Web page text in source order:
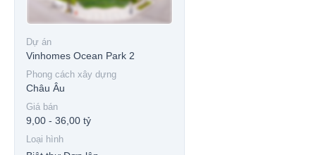
Dự án
Vinhomes Ocean Park 2
Phong cách xây dựng
Châu Âu
Giá bán
9,00 - 36,00 tỷ
Loại hình